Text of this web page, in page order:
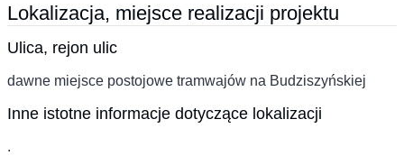
Lokalizacja, miejsce realizacji projektu
Ulica, rejon ulic
dawne miejsce postojowe tramwajów na Budziszyńskiej
Inne istotne informacje dotyczące lokalizacji
.